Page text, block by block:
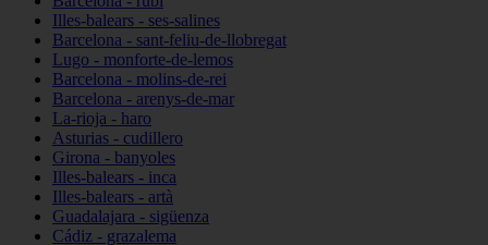
Illes-balears - ses-salines
Barcelona - sant-feliu-de-llobregat
Lugo - monforte-de-lemos
Barcelona - molins-de-rei
Barcelona - arenys-de-mar
La-rioja - haro
Asturias - cudillero
Girona - banyoles
Illes-balears - inca
Illes-balears - artà
Guadalajara - sigüenza
Cádiz - grazalema